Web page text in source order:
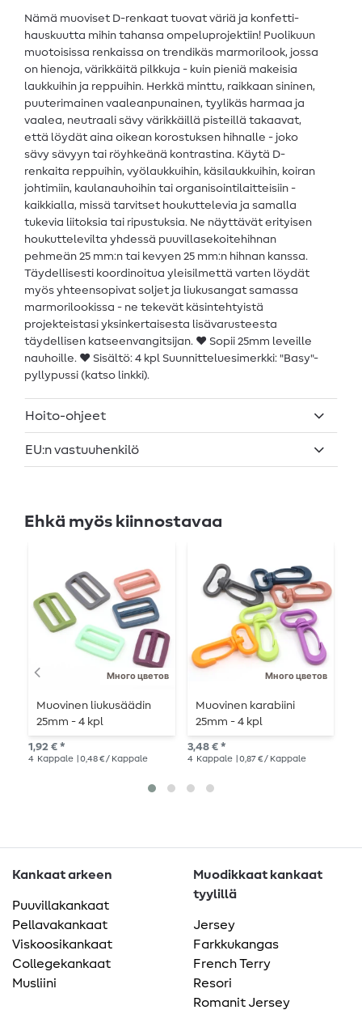
Nämä muoviset D-renkaat tuovat väriä ja konfetti-
hauskuutta mihin tahansa ompeluprojektiin! Puolikuun
muotoisissa renkaissa on trendikäs marmorilook, jossa
on hienoja, värikkäitä pilkkuja - kuin pieniä makeisia
laukkuihin ja reppuihin. Herkkä minttu, raikkaan sininen,
puuterimainen vaaleanpunainen, tyylikäs harmaa ja
vaalea, neutraali sävy värikkäillä pisteillä takaavat,
että löydät aina oikean korostuksen hihnalle - joko
sävy sävyyn tai röyhkeänä kontrastina. Käytä D-
renkaita reppuihin, vyölaukkuihin, käsilaukkuihin, koiran
johtimiin, kaulanauhoihin tai organisointilaitteisiin -
kaikkialla, missä tarvitset houkuttelevia ja samalla
tukevia liitoksia tai ripustuksia. Ne näyttävät erityisen
houkuttelevilta yhdessä puuvillasekoitehihnan
pehmeän 25 mm:n tai kevyen 25 mm:n hihnan kanssa.
Täydellisesti koordinoitua yleisilmettä varten löydät
myös yhteensopivat soljet ja liukusangat samassa
marmorilookissa - ne tekevät käsintehtyistä
projekteistasi yksinkertaisesta lisävarusteesta
täydellisen katseenvangitsijan. ♥ Sopii 25mm leveille
nauhoille. ♥ Sisältö: 4 kpl Suunnitteluesimerkki: "Basy"-
pyllypussi (katso linkki).
Hoito-ohjeet
EU:n vastuuhenkilö
Ehkä myös kiinnostavaa
Много цветов
Muovinen liukusäädin
25mm - 4 kpl
1,92 € *
4 Kappale | 0,48 € / Kappale
Много цветов
Muovinen karabiini
25mm - 4 kpl
3,48 € *
4 Kappale | 0,87 € / Kappale
Kankaat arkeen
Puuvillakankaat
Pellavakankaat
Viskoosikankaat
Collegekankaat
Musliini
Muodikkaat kankaat
tyylillä
Jersey
Farkkukangas
French Terry
Resori
Romanit Jersey